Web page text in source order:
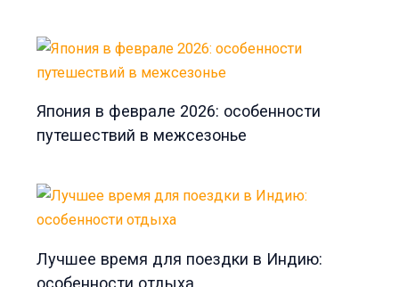
Япония в феврале 2026: особенности
путешествий в межсезонье
Лучшее время для поездки в Индию:
особенности отдыха